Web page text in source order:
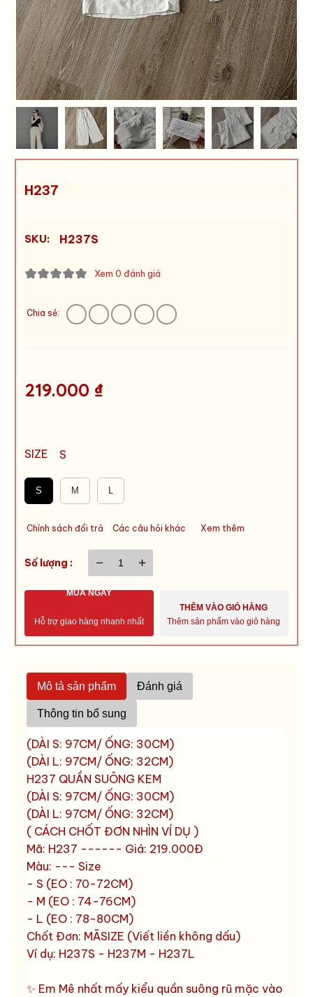
SKU:
Xem 0 đánh giá
Chia sẻ:
H237S
H237
Chính sách đổi trả Các câu hỏi khác Xem thêm
Số lượng :
MUA NGAY
Hỗ trợ giao hàng nhanh nhất
THÊM VÀO GIỎ HÀNG
Thêm sản phẩm vào giỏ hàng
SIZE S
S M
219.000 ₫
Mô tả sản phẩm Đánh giá
Thông tin bổ sung
(DÀI S: 97CM/ ỐNG: 30CM)
(DÀI L: 97CM/ ỐNG: 32CM)
H237 QUẦN SUÔNG KEM
(DÀI S: 97CM/ ỐNG: 30CM)
(DÀI L: 97CM/ ỐNG: 32CM)
( CÁCH CHỐT ĐƠN NHÌN VÍ DỤ )
Mã: H237 ------ Giá: 219.000Đ
Màu: --- Size
- S (EO : 70-72CM)
- M (EO : 74-76CM)
- L (EO : 78-80CM)
Chốt Đơn: MÃSIZE (Viết liền không dấu)
Ví dụ: H237S - H237M - H237L
✨ Em Mê nhất mấy kiểu quần suông rũ mặc vào